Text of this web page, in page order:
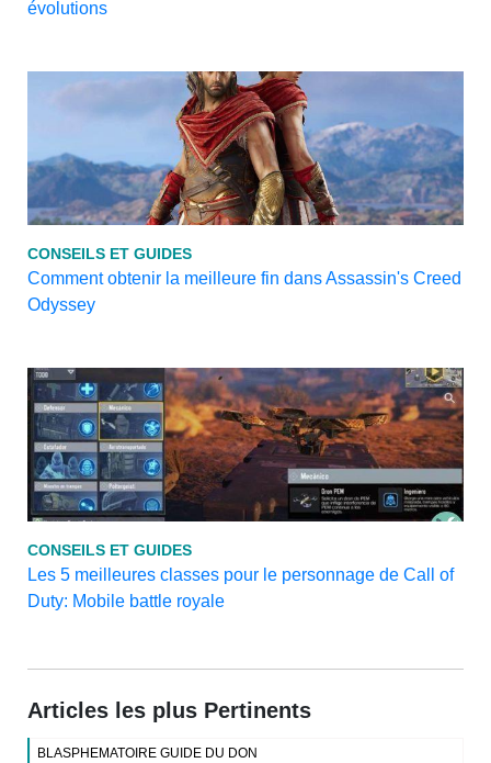
évolutions
CONSEILS ET GUIDES
Comment obtenir la meilleure fin dans Assassin's Creed
Odyssey
CONSEILS ET GUIDES
Les 5 meilleures classes pour le personnage de Call of
Duty: Mobile battle royale
Articles les plus Pertinents
BLASPHEMATOIRE GUIDE DU DON